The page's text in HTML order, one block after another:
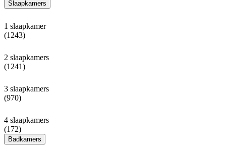
Slaapkamers
1 slaapkamer
(1243)
2 slaapkamers
(1241)
3 slaapkamers
(970)
4 slaapkamers
(172)
Badkamers